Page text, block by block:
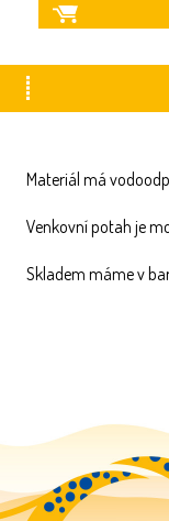
Materiál má
Venkovní potah je
Skladem máme v